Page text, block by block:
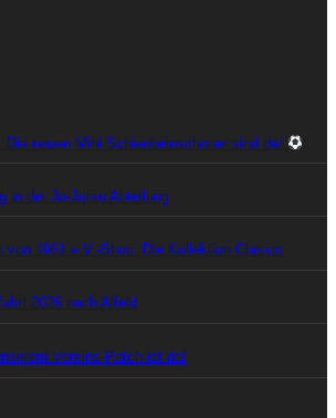
Die neuen Mini Schienbeinschoner sind da!
in der Ju-Jutsu Abteilung
von 1961 e.V.-Shop: Die Kollektion Classic
2026 nach Alfeld
Vereins-Patch ist da!